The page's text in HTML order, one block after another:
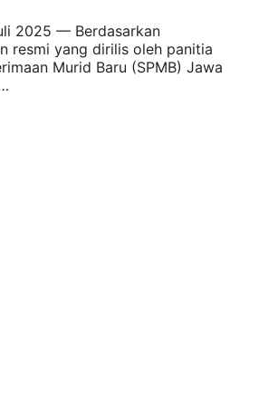
2025 — Berdasarkan
resmi yang dirilis oleh panitia
Murid Baru (SPMB) Jawa